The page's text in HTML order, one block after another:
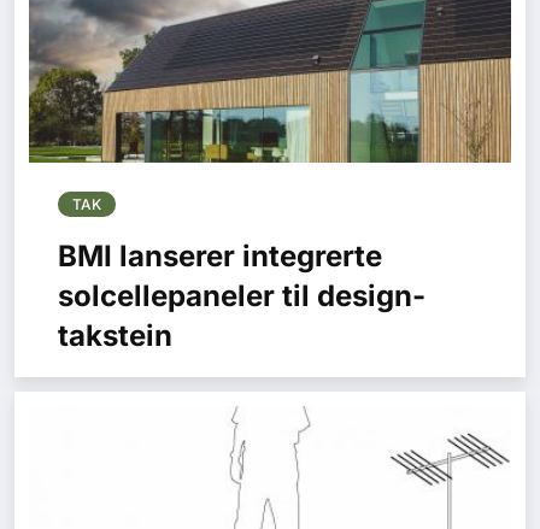
TAK
BMI lanserer integrerte
solcellepaneler til design-
takstein